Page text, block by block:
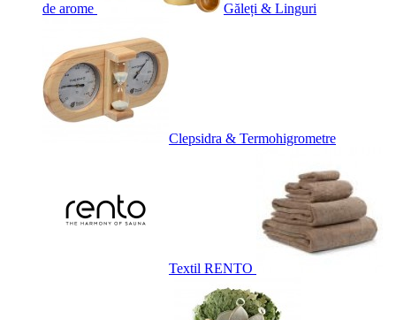
de arome Găleți & Linguri
Clepsidra & Termohigrometre
Textil RENTO